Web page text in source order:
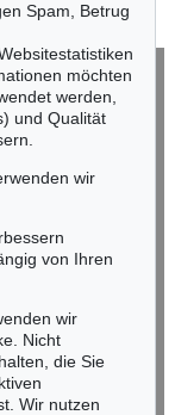
Spam, Betrug
möchten
werden,
und Qualität
wir
von Ihren
wir
Nicht
die Sie
Wir nutzen